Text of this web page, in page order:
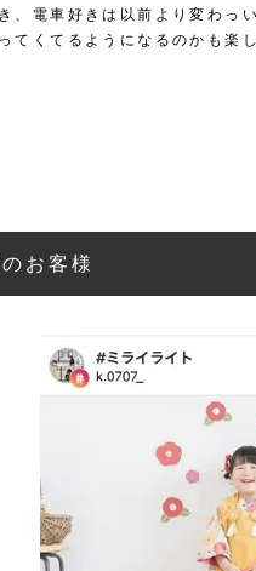
、電車好きは以前より変わっ
てくてるようになるのかも楽
お客様